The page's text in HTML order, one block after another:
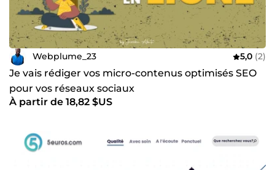
Webplume_23 5,0 (2)
Je vais rédiger vos micro-contenus optimisés SEO
pour vos réseaux sociaux
À partir de 18,82 $US